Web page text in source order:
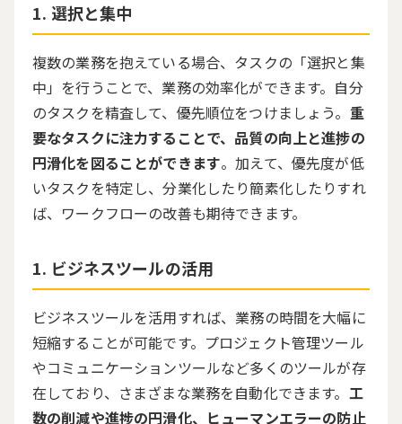
選択と集中
複数の業務を抱えている場合、タスクの「選択と集
中」を行うことで、業務の効率化ができます。自分
のタスクを精査して、優先順位をつけましょう。 重
要なタスクに注力することで、品質の向上と進捗の
円滑化を図ることができます。加えて、優先度が低
いタスクを特定し、分業化したり簡素化したりすれ
ば、ワークフローの改善も期待できます。
ビジネスツールの活用
ビジネスツールを活用すれば、業務の時間を大幅に
短縮することが可能です。プロジェクト管理ツール
やコミュニケーションツールなど多くのツールが存
在しており、さまざまな業務を自動化できます。 工
数の削減や進捗の円滑化、ヒューマンエラーの防止